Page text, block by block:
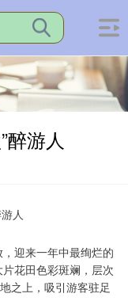
醉游人
迎来一年中最绚烂的
花田色彩斑斓，层次
之上，吸引游客驻足